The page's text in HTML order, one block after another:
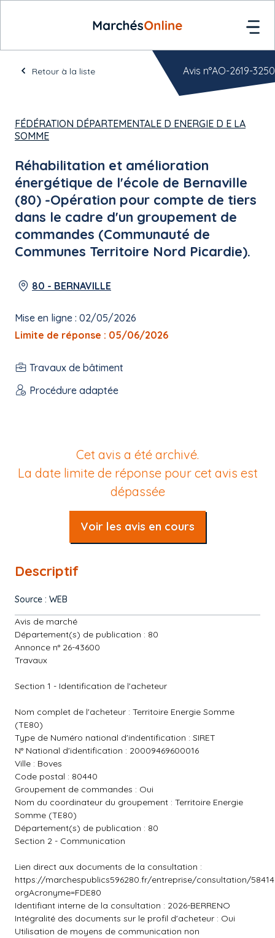
Retour à la liste
FÉDÉRATION DÉPARTEMENTALE D ENERGIE D E LA
SOMME
Réhabilitation et amélioration
énergétique de l'école de Bernaville
(80) -Opération pour compte de tiers
dans le cadre d'un groupement de
commandes (Communauté de
Communes Territoire Nord Picardie).
80 - BERNAVILLE
Mise en ligne : 02/05/2026
Limite de réponse : 05/06/2026
Travaux de bâtiment
Procédure adaptée
Avis n°AO-2619-3250
Cet avis a été archivé.
La date limite de réponse pour cet avis est
dépassée
Voir les avis en cours
Descriptif
Source : WEB
Avis de marché
Département(s) de publication : 80
Annonce n° 26-43600
Travaux
Section 1 - Identification de l'acheteur
Nom complet de l'acheteur : Territoire Energie Somme
(TE80)
Type de Numéro national d'indentification : SIRET
N° National d'identification : 20009469600016
Ville : Boves
Code postal : 80440
Groupement de commandes : Oui
Nom du coordinateur du groupement : Territoire Energie
Somme (TE80)
Département(s) de publication : 80
Section 2 - Communication
Lien direct aux documents de la consultation :
https://marchespublics596280.fr/entreprise/consultation/
orgAcronyme=FDE80
Identifiant interne de la consultation : 2026-BERRENO
Intégralité des documents sur le profil d'acheteur : Oui
Utilisation de moyens de communication non